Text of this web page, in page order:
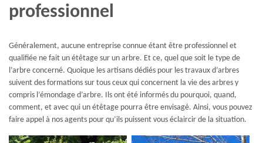
professionnel
Généralement, aucune entreprise connue étant être professionnel et
qualifiée ne fait un étêtage sur un arbre. Et ce, quel que soit le type de
l’arbre concerné. Quoique les artisans dédiés pour les travaux d’arbres
suivent des formations sur tous ceux qui concernent la vie des arbres y
compris l’émondage d’arbre. Ils ont été informés du pourquoi, quand,
comment, et avec qui un étêtage pourra être envisagé. Ainsi, vous pouvez
faire appel à nos agents pour qu’ils puissent vous éclaircir de la situation.